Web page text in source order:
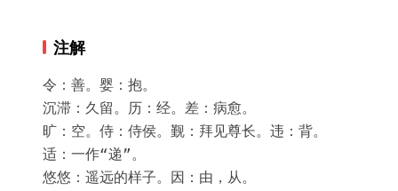
注解
令：善。婴：抱。
沉滞：久留。历：经。差：病愈。
旷：空。侍：侍侯。觐：拜见尊长。违：背。
适：一作“递”。
悠悠：遥远的样子。因：由，从。